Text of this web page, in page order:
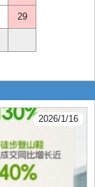
29
2026/1/16